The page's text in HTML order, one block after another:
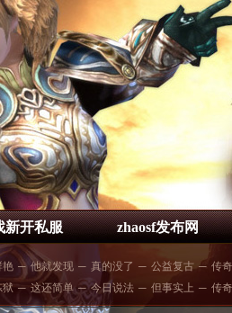
新开私服 zhaosf发布网
艳 ─ 他就发现 ─ 真的没了 ─ 公益复古 ─ 传
狱 ─ 这还简单 ─ 今日说法 ─ 但事实上 ─ 传